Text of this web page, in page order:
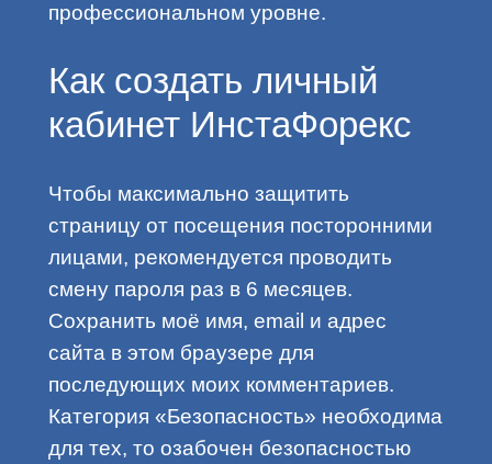
профессиональном уровне.
Как создать личный
кабинет ИнстаФорекс
Чтобы максимально защитить
страницу от посещения посторонними
лицами, рекомендуется проводить
смену пароля раз в 6 месяцев.
Сохранить моё имя, email и адрес
сайта в этом браузере для
последующих моих комментариев.
Категория «Безопасность» необходима
для тех, то озабочен безопасностью